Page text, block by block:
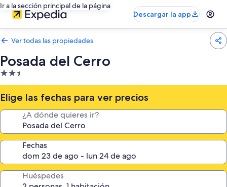
Ir a la sección principal de la página
Descargar la app
Ver todas las propiedades
Posada del Cerro
Propiedad
de
2.5
estrellas
Elige las fechas para ver precios
¿A dónde quieres ir?
Fechas
Huéspedes